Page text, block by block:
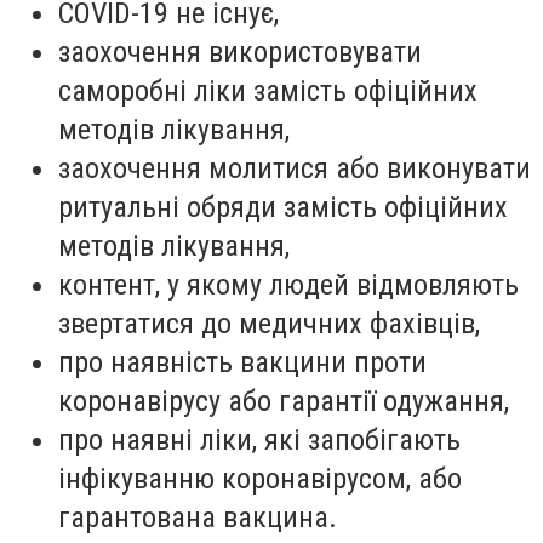
COVID-19 не існує,
заохочення використовувати
саморобні ліки замість офіційних
методів лікування,
заохочення молитися або виконувати
ритуальні обряди замість офіційних
методів лікування,
контент, у якому людей відмовляють
звертатися до медичних фахівців,
про наявність вакцини проти
коронавірусу або гарантії одужання,
про наявні ліки, які запобігають
інфікуванню коронавірусом, або
гарантована вакцина.